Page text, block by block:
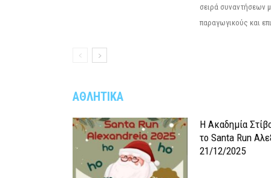
σειρά συναντήσεων
παραγωγικούς και
ΑΘΛΗΤΙΚΑ
Η Ακαδημία
το Santa Run
21/12/2025